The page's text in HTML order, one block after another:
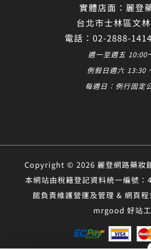
實體店面：麗登
台北市士林區文
電話：02-2888-
週一至週五 10:00
例假日週六 13:30
每週日：例行固定
Copyright © 2026 麗登網路藥
本網站由稅籍登記資料統一編號
館負責維護營運及管理 & 網頁
mrgood 好站